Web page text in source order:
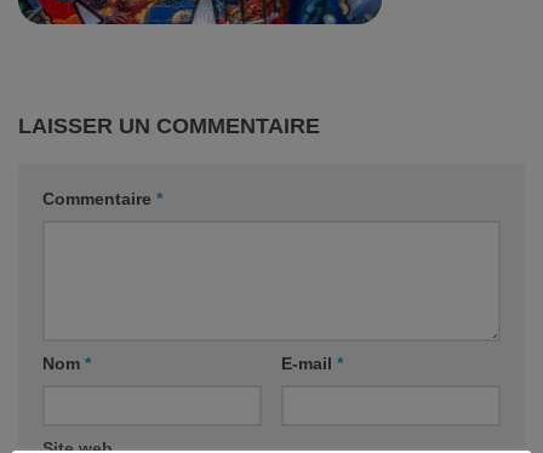
LAISSER UN COMMENTAIRE
Commentaire *
Nom * E-mail *
Site web